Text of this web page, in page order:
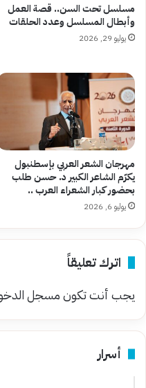
مسلسل تحت السن.. قصة العمل
وأبطال المسلسل وعدد الحلقات
يوليو 29, 2026
مهرجان الشعر العربي بإسطنبول
يكرّم الشاعر الكبير د. حسن طلب
بحضور كبار الشعراء العرب ..
يوليو 6, 2026
اترك تعليقاً
يجب أنت تكونمسجل
أسرار